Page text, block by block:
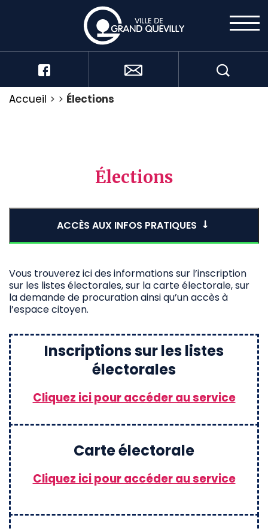
Accueil > > Élections
Élections
ACCÈS AUX INFOS PRATIQUES
Vous trouverez ici des informations sur l’inscription
sur les listes électorales, sur la carte électorale, sur
la demande de procuration ainsi qu’un accès à
l’espace citoyen.
Inscriptions sur les listes
électorales
Cliquez ici pour accéder au service
Carte électorale
Cliquez ici pour accéder au service